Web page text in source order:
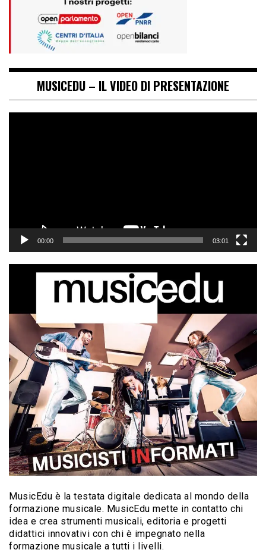
MUSICEDU – IL VIDEO DI PRESENTAZIONE
00:00 03:01
MusicEdu è la testata digitale dedicata al mondo della
formazione musicale. MusicEdu mette in contatto chi
idea e crea strumenti musicali, editoria e progetti
didattici innovativi con chi è impegnato nella
formazione musicale a tutti i livelli.